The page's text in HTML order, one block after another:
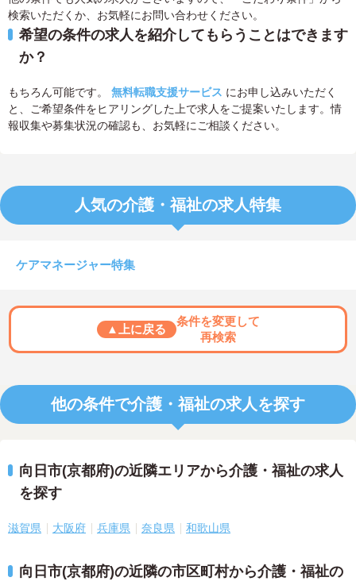
検索いただくか、お気軽にお問い合わせください。
希望の条件の求人を紹介してもらうことはできます
か？
もちろん可能です。 無料転職支援サービス にお申し込みいただく
と、ご希望条件をヒアリングした上で求人をご提案いたします。情
報収集や募集状況の確認も、お気軽にご相談ください。
人気の介護・福祉の求人特集
ケアマネージャー特集
▲上に戻る
条件を変更して
再検索
他の条件で介護・福祉の求人を探す
向日市(京都府)の近隣エリアから介護・福祉の求人
を探す
滋賀県 大阪府 兵庫県 奈良県 和歌山県
向日市(京都府)の近隣の市区町村から介護・福祉の